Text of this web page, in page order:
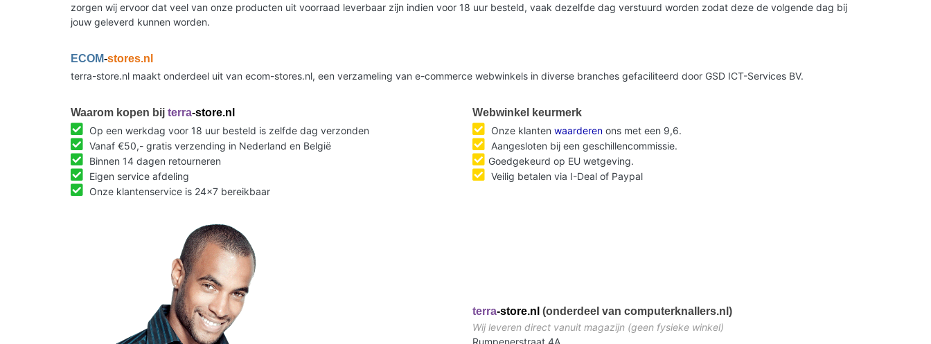
zorgen wij ervoor dat veel van onze producten uit voorraad leverbaar zijn indien voor 18 uur besteld, vaak dezelfde dag verstuurd worden zodat deze de volgende dag bij
jouw geleverd kunnen worden.
ECOM-stores.nl
terra-store.nl maakt onderdeel uit van ecom-stores.nl, een verzameling van e-commerce webwinkels in diverse branches gefaciliteerd door GSD ICT-Services BV.
Waarom kopen bij terra-store.nl
Op een werkdag voor 18 uur besteld is zelfde dag verzonden
Vanaf €50,- gratis verzending in Nederland en België
Binnen 14 dagen retourneren
Eigen service afdeling
Onze klantenservice is 24x7 bereikbaar
Webwinkel keurmerk
Onze klanten waarderen ons met een 9,6.
Aangesloten bij een geschillencommissie.
Goedgekeurd op EU wetgeving.
Veilig betalen via I-Deal of Paypal
terra-store.nl (onderdeel van computerknallers.nl)
Wij leveren direct vanuit magazijn (geen fysieke winkel)
Rumpenerstraat 4A